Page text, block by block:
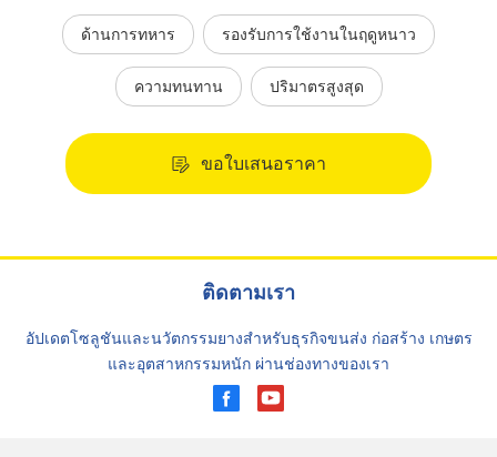
ด้านการทหาร รองรับการใช้งานในฤดูหนาว
ความทนทาน ปริมาตรสูงสุด
ขอใบเสนอราคา
ติดตามเรา
อัปเดตโซลูชันและนวัตกรรมยางสำหรับธุรกิจขนส่ง ก่อสร้าง เกษตร
และอุตสาหกรรมหนัก ผ่านช่องทางของเรา